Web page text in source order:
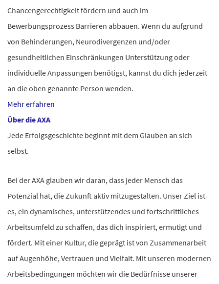
Chancengerechtigkeit fördern und auch im
Bewerbungsprozess Barrieren abbauen. Wenn du aufgrund
von Behinderungen, Neurodivergenzen und/oder
gesundheitlichen Einschränkungen Unterstützung oder
individuelle Anpassungen benötigst, kannst du dich jederzeit
an die oben genannte Person wenden.
Mehr erfahren
Über die AXA
Jede Erfolgsgeschichte beginnt mit dem Glauben an sich
selbst.
Bei der AXA glauben wir daran, dass jeder Mensch das
Potenzial hat, die Zukunft aktiv mitzugestalten. Unser Ziel ist
es, ein dynamisches, unterstützendes und fortschrittliches
Arbeitsumfeld zu schaffen, das dich inspiriert, ermutigt und
fördert. Mit einer Kultur, die geprägt ist von Zusammenarbeit
auf Augenhöhe, Vertrauen und Vielfalt. Mit unseren modernen
Arbeitsbedingungen möchten wir die Bedürfnisse unserer